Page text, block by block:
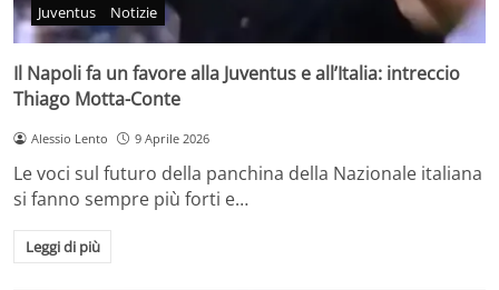
Juventus Notizie
Il Napoli fa un favore alla Juventus e all’Italia: intreccio
Thiago Motta-Conte
Alessio Lento 9 Aprile 2026
Le voci sul futuro della panchina della Nazionale italiana
si fanno sempre più forti e…
Leggi di più